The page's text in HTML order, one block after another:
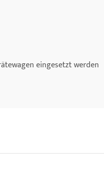
eingesetzt werden